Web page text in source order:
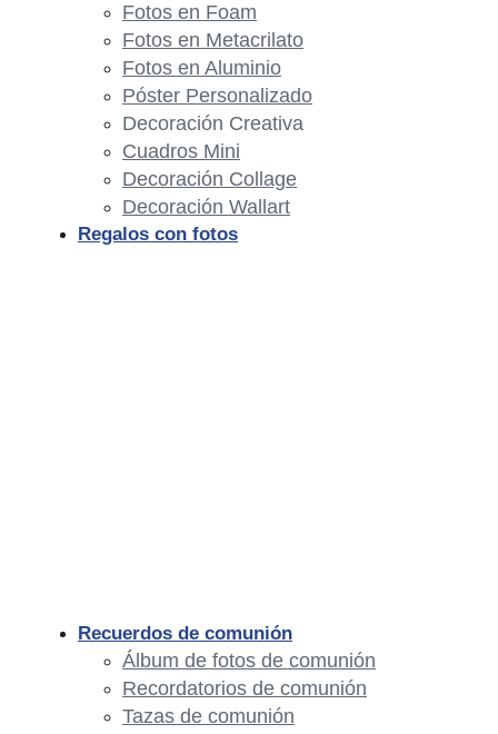
Fotos en Foam
Fotos en Metacrilato
Fotos en Aluminio
Póster Personalizado
Decoración Creativa
Cuadros Mini
Decoración Collage
Decoración Wallart
Regalos con fotos
Recuerdos de comunión
Álbum de fotos de comunión
Recordatorios de comunión
Tazas de comunión